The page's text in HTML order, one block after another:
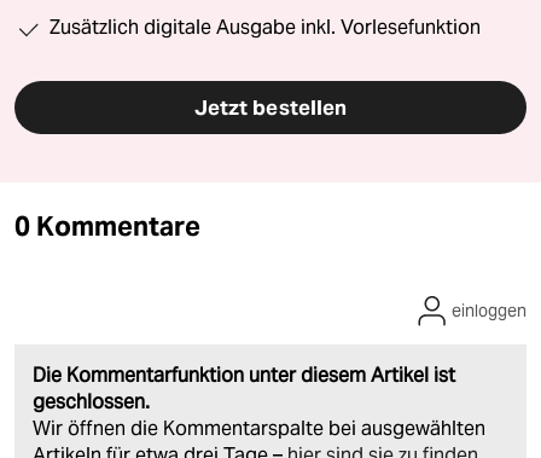
Zusätzlich digitale Ausgabe inkl. Vorlesefunktion
Jetzt bestellen
0 Kommentare
Die Kommentarfunktion unter diesem Artikel ist
geschlossen.
Wir öffnen die Kommentarspalte bei ausgewählten
einloggen